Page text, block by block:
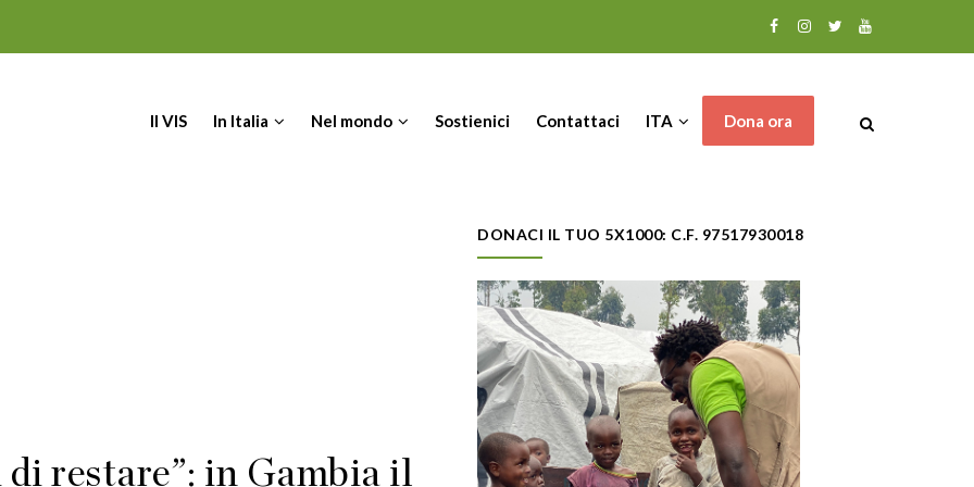
Il VIS In Italia Nel mondo Sostienici Contattaci ITA Dona ora
restare”: in Gambia il
DONACI IL TUO 5X1000: C.F. 97517930018